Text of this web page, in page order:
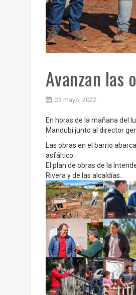
Avanzan las
23 mayo, 2022
En horas de la mañana del
Mandubí junto al director
Las obras en el barrio
asfáltico.
El plan de obras de la
Rivera y de las alcaldías.